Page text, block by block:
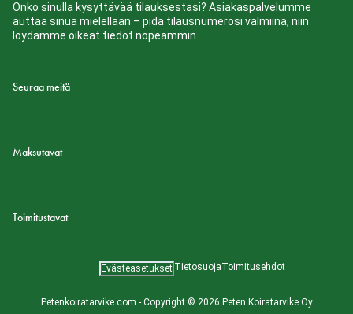
Onko sinulla kysyttävää tilauksestasi? Asiakaspalvelumme
auttaa sinua mielellään – pidä tilausnumerosi valmiina, niin
löydämme oikeat tiedot nopeammin.
Seuraa meitä
Maksutavat
Toimitustavat
Petenkoiratarvike.com - Copyright © 2026 Peten Koiratarvike Oy
Evästeasetukset TietosuojaToimitusehdot